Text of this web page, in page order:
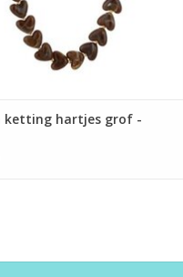
ketting hartjes grof -